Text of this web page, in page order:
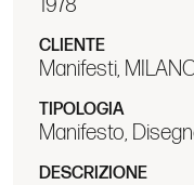
CLIENTE
Manifesti,
TIPOLOGIA
Manifesto,
DESCRIZIONE